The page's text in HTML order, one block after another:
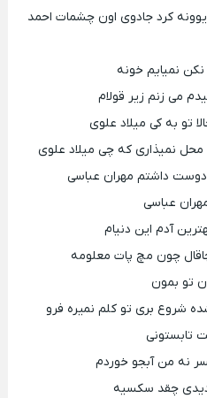
کرد جادوی اون چشمات احمد
نمیایم خونه
می زنم زیر قولام
تو به کی میلاد علوی
نمیذاری که چی میلاد علوی
داشتم مهران عباسی
عباسی
آدم این دنیام
چاقال چون مچ پات معلومه
تو بمون
شروع بری تو کلم نمیره فرو
تابستونی
نه من آبجو خوردم
چقد سکسیه